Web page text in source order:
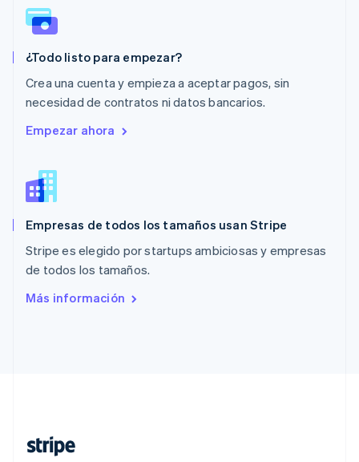
¿Todo listo para empezar?
Crea una cuenta y empieza a aceptar pagos, sin
necesidad de contratos ni datos bancarios.
Empezar ahora
Empresas de todos los tamaños usan Stripe
Stripe es elegido por startups ambiciosas y empresas
de todos los tamaños.
Más información
Español
Noruega
Nueva Zelandia
Países Bajos
Nederlands English
Polonia
Português
RAE de Hong Kong, China
Reino Unido
República Checa
English
English